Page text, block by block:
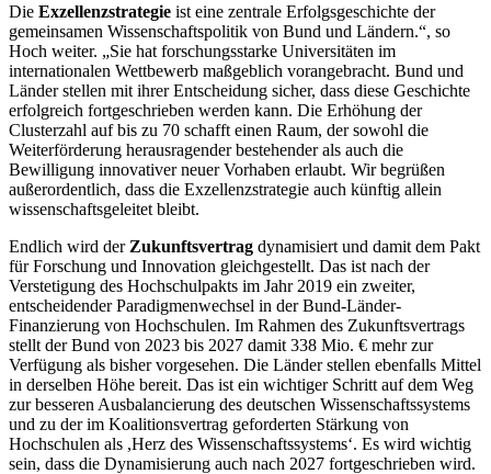
Die Exzellenzstrategie ist eine zentrale Erfolgsgeschichte der
gemeinsamen Wissenschaftspolitik von Bund und Ländern.“, so
Hoch weiter. „Sie hat forschungsstarke Universitäten im
internationalen Wettbewerb maßgeblich vorangebracht. Bund und
Länder stellen mit ihrer Entscheidung sicher, dass diese Geschichte
erfolgreich fortgeschrieben werden kann. Die Erhöhung der
Clusterzahl auf bis zu 70 schafft einen Raum, der sowohl die
Weiterförderung herausragender bestehender als auch die
Bewilligung innovativer neuer Vorhaben erlaubt. Wir begrüßen
außerordentlich, dass die Exzellenzstrategie auch künftig allein
wissenschaftsgeleitet bleibt.
Endlich wird der Zukunftsvertrag dynamisiert und damit dem Pakt
für Forschung und Innovation gleichgestellt. Das ist nach der
Verstetigung des Hochschulpakts im Jahr 2019 ein zweiter,
entscheidender Paradigmenwechsel in der Bund-Länder-
Finanzierung von Hochschulen. Im Rahmen des Zukunftsvertrags
stellt der Bund von 2023 bis 2027 damit 338 Mio. € mehr zur
Verfügung als bisher vorgesehen. Die Länder stellen ebenfalls Mittel
in derselben Höhe bereit. Das ist ein wichtiger Schritt auf dem Weg
zur besseren Ausbalancierung des deutschen Wissenschaftssystems
und zu der im Koalitionsvertrag geforderten Stärkung von
Hochschulen als ,Herz des Wissenschaftssystems‘. Es wird wichtig
sein, dass die Dynamisierung auch nach 2027 fortgeschrieben wird.